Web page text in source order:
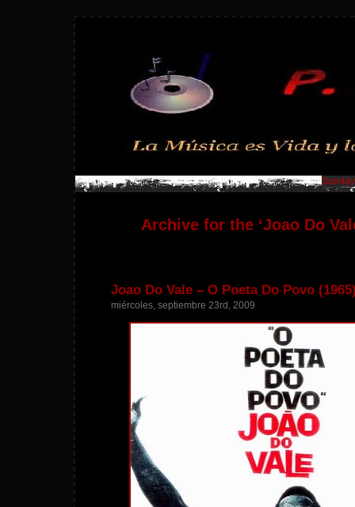
Archive for the ‘Joao Do
Joao Do Vale – O Poeta Do Povo
miércoles, septiembre 23rd, 2009